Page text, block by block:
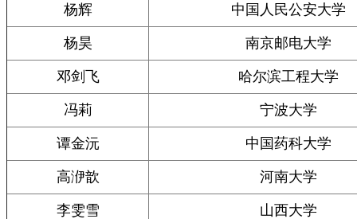
杨辉 中国人民公安大学
杨昊 南京邮电大学
邓剑飞 哈尔滨工程大学
冯莉 宁波大学
谭金沅 中国药科大学
高洢歆 河南大学
李雯雪 山西大学